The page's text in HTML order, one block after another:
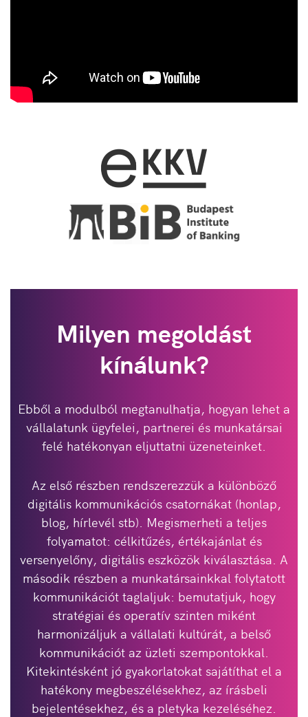
Milyen megoldást
kínálunk?
Ebből a modulból megtanulhatja, hogyan lehet a
vállalatunk ügyfelei, partnerei és munkatársai
felé hatékonyan eljuttatni üzeneteinket.
Az első részben rendszerezzük a különböző
digitális kommunikációs csatornákat (honlap,
blog, hírlevél stb). Megismerheti a teljes
folyamatot: célkitűzés, értékajánlat és
versenyelőny, digitális eszközök kiválasztása. A
második részben a munkatársainkkal folytatott
kommunikációt taglaljuk: bemutatjuk, hogy
stratégiai és operatív szinten miként
harmonizáljuk a vállalati kultúrát, a belső
kommunikációt az üzleti szempontokkal.
Kitekintésként jó gyakorlatokat sajátíthat el a
hatékony megbeszélésekhez, az írásbeli
bejelentésekhez, és a pletyka kezeléséhez.